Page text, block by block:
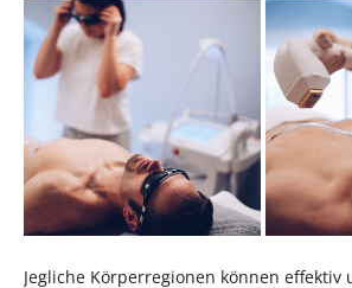
Jegliche Körperregionen können effektiv